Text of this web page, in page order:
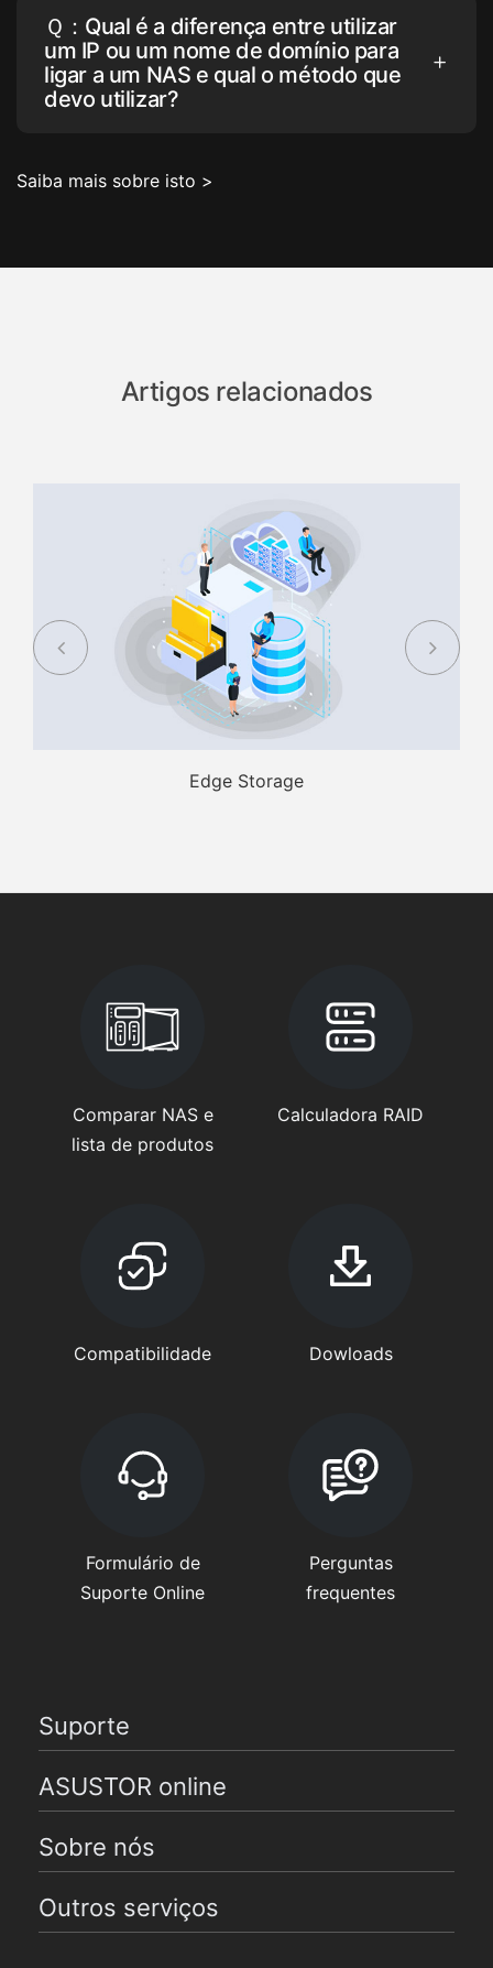
Ｑ：Qual é a diferença entre utilizar
um IP ou um nome de domínio para
ligar a um NAS e qual o método que
devo utilizar?
Saiba mais sobre isto >
Artigos relacionados
Edge Storage
Comparar NAS e
lista de produtos
Calculadora RAID
Compatibilidade Dowloads
Formulário de
Suporte Online
Perguntas
frequentes
Suporte
ASUSTOR online
Sobre nós
Outros serviços